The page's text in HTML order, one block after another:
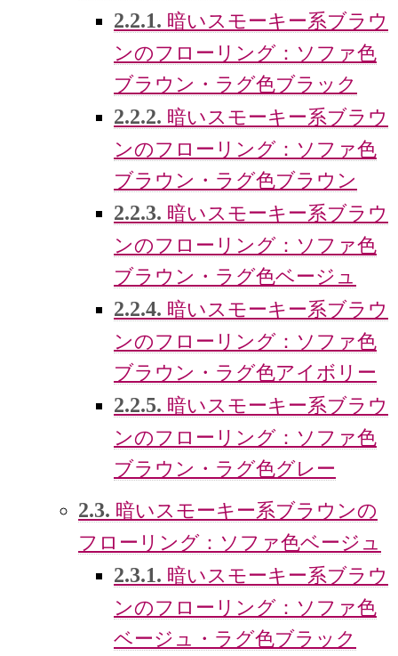
2.2.1. 暗いスモーキー系ブラウ
ンのフローリング：ソファ色
ブラウン・ラグ色ブラック
2.2.2. 暗いスモーキー系ブラウ
ンのフローリング：ソファ色
ブラウン・ラグ色ブラウン
2.2.3. 暗いスモーキー系ブラウ
ンのフローリング：ソファ色
ブラウン・ラグ色ベージュ
2.2.4. 暗いスモーキー系ブラウ
ンのフローリング：ソファ色
ブラウン・ラグ色アイボリー
2.2.5. 暗いスモーキー系ブラウ
ンのフローリング：ソファ色
ブラウン・ラグ色グレー
2.3. 暗いスモーキー系ブラウンの
フローリング：ソファ色ベージュ
2.3.1. 暗いスモーキー系ブラウ
ンのフローリング：ソファ色
ベージュ・ラグ色ブラック